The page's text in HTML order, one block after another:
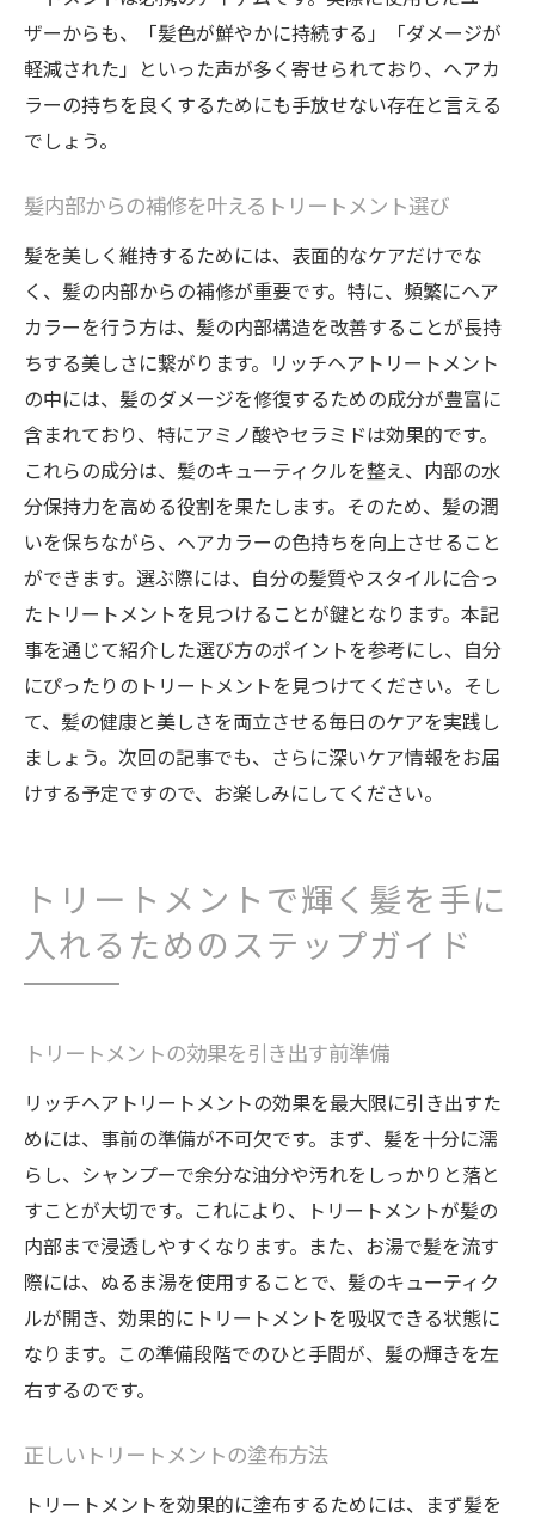
ザーからも、「髪色が鮮やかに持続する」「ダメージが
軽減された」といった声が多く寄せられており、ヘアカ
ラーの持ちを良くするためにも手放せない存在と言える
でしょう。
髪内部からの補修を叶えるトリートメント選び
髪を美しく維持するためには、表面的なケアだけでな
く、髪の内部からの補修が重要です。特に、頻繁にヘア
カラーを行う方は、髪の内部構造を改善することが長持
ちする美しさに繋がります。リッチヘアトリートメント
の中には、髪のダメージを修復するための成分が豊富に
含まれており、特にアミノ酸やセラミドは効果的です。
これらの成分は、髪のキューティクルを整え、内部の水
分保持力を高める役割を果たします。そのため、髪の潤
いを保ちながら、ヘアカラーの色持ちを向上させること
ができます。選ぶ際には、自分の髪質やスタイルに合っ
たトリートメントを見つけることが鍵となります。本記
事を通じて紹介した選び方のポイントを参考にし、自分
にぴったりのトリートメントを見つけてください。そし
て、髪の健康と美しさを両立させる毎日のケアを実践し
ましょう。次回の記事でも、さらに深いケア情報をお届
けする予定ですので、お楽しみにしてください。
トリートメントで輝く髪を手に
入れるためのステップガイド
トリートメントの効果を引き出す前準備
リッチヘアトリートメントの効果を最大限に引き出すた
めには、事前の準備が不可欠です。まず、髪を十分に濡
らし、シャンプーで余分な油分や汚れをしっかりと落と
すことが大切です。これにより、トリートメントが髪の
内部まで浸透しやすくなります。また、お湯で髪を流す
際には、ぬるま湯を使用することで、髪のキューティク
ルが開き、効果的にトリートメントを吸収できる状態に
なります。この準備段階でのひと手間が、髪の輝きを左
右するのです。
正しいトリートメントの塗布方法
トリートメントを効果的に塗布するためには、まず髪を